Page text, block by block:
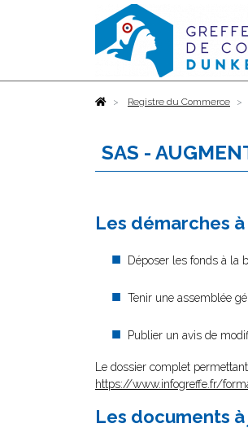
AccueilRegistre du Commerce
SAS -
Les démarches
Déposer les fonds à la
Tenir une assemblée
Publier un avis de
Le dossier complet
https://www.infogreffe.fr/
Les documents